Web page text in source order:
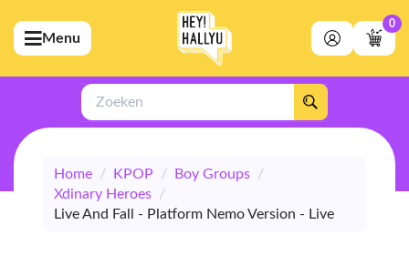
(Artiesten)
(Merchandise)
(Exclusive)
(Winkel)
Menu
0
Zoeken
Home / KPOP / Boy Groups
/
Xdinary Heroes
/
Live And Fall - Platform Nemo Version - Live